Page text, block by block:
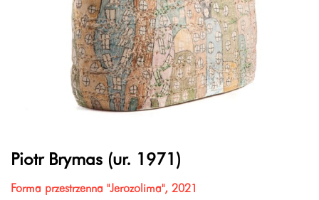
Piotr Brymas (ur. 1971)
Forma przestrzenna "Jerozolima", 2021